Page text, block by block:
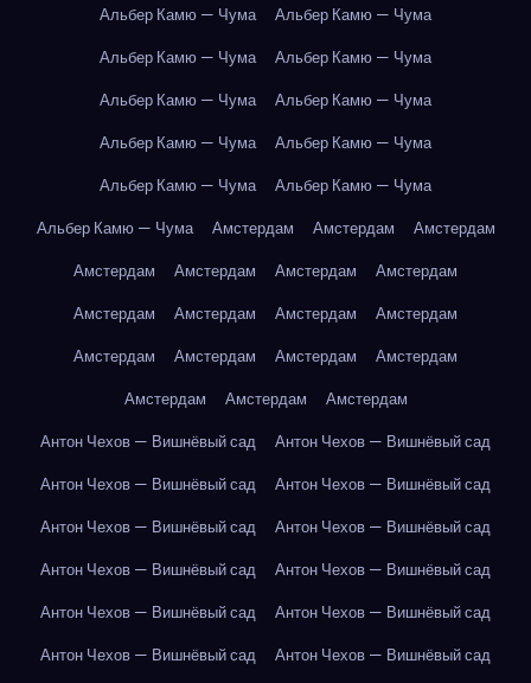
Альбер Камю — Чума
Альбер Камю — Чума
Альбер Камю — Чума
Альбер Камю — Чума
Альбер Камю — Чума
Альбер Камю — Чума
Альбер Камю — Чума
Альбер Камю — Чума
Альбер Камю — Чума
Альбер Камю — Чума
Альбер Камю — Чума
Амстердам Амстердам
Амстердам
Амстердам
Амстердам Амстердам
Амстердам
Амстердам
Амстердам Амстердам
Амстердам
Амстердам
Амстердам Амстердам
Амстердам
Амстердам
Амстердам
Амстердам
Антон Чехов — Вишнёвый сад
Антон Чехов — Вишнёвый сад
Антон Чехов — Вишнёвый сад
Антон Чехов — Вишнёвый сад
Антон Чехов — Вишнёвый сад
Антон Чехов — Вишнёвый сад
Антон Чехов — Вишнёвый сад
Антон Чехов — Вишнёвый сад
Антон Чехов — Вишнёвый сад
Антон Чехов — Вишнёвый сад
Антон Чехов — Вишнёвый сад
Антон Чехов — Вишнёвый сад